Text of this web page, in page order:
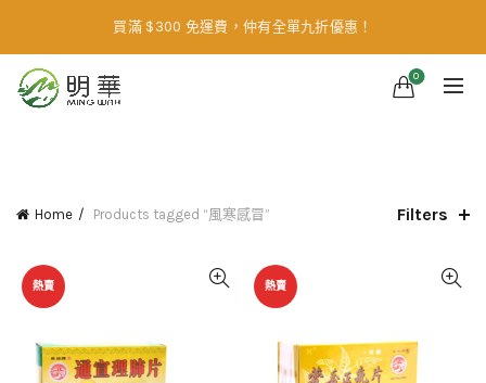
買滿 $300 免運費，仲有全單九折優惠！
0
Home Products tagged “風寒感冒” Filters
熱賣 熱賣